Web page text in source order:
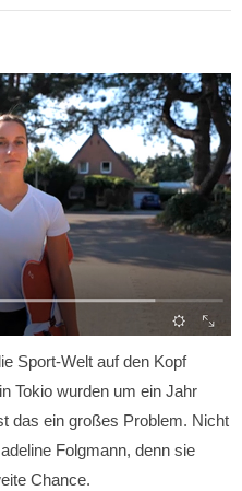
Sport-Welt auf den Kopf
Tokio wurden um ein Jahr
das ein großes Problem. Nicht
Folgmann, denn sie
Chance.